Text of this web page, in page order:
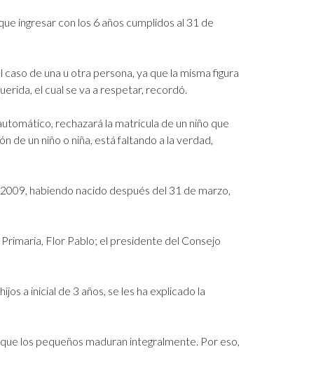
ingresar con los 6 años cumplidos al 31 de
de una u otra persona, ya que la misma figura
el cual se va a respetar, recordó.
rechazará la matricula de un niño que
de un niño o niña, está faltando a la verdad,
habiendo nacido después del 31 de marzo,
Flor Pablo; el presidente del Consejo
a inicial de 3 años, se les ha explicado la
los pequeños maduran integralmente. Por eso,